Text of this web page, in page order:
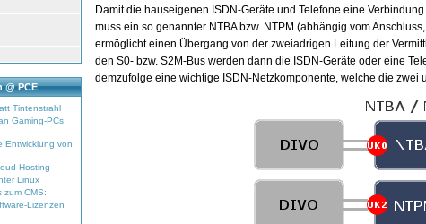
@ PCE
Tintenstrahl
Gaming-PCs
Entwicklung von
Hosting
Linux
zum CMS:
Lizenzen
Damit die hauseigenen ISDN-Geräte und Telefone eine
muss ein so genannter NTBA bzw. NTPM (abhängig vom
ermöglicht einen Übergang von der zweiadrigen Leitung der
den S0- bzw. S2M-Bus werden dann die ISDN-Geräte oder eine
demzufolge eine wichtige ISDN-Netzkomponente, welche die